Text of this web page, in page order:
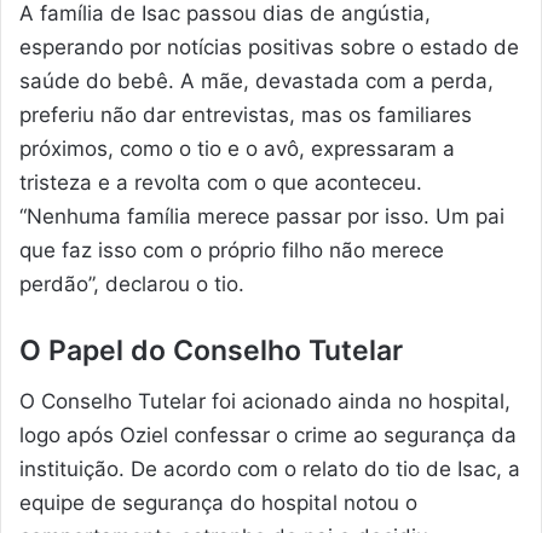
A família de Isac passou dias de angústia,
esperando por notícias positivas sobre o estado de
saúde do bebê. A mãe, devastada com a perda,
preferiu não dar entrevistas, mas os familiares
próximos, como o tio e o avô, expressaram a
tristeza e a revolta com o que aconteceu.
“Nenhuma família merece passar por isso. Um pai
que faz isso com o próprio filho não merece
perdão”, declarou o tio.
O Papel do Conselho Tutelar
O Conselho Tutelar foi acionado ainda no hospital,
logo após Oziel confessar o crime ao segurança da
instituição. De acordo com o relato do tio de Isac, a
equipe de segurança do hospital notou o